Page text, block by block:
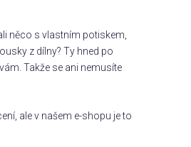
něco s vlastním potiskem,
z dílny? Ty hned po
Takže se ani nemusíte
ale v našem e-shopu je to